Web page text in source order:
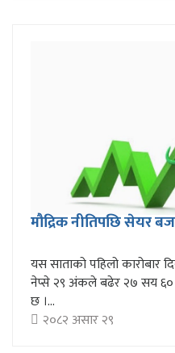
मौद्रिक नीतिपछि सेयर
यस साताको पहिलो
नेप्से २९ अंकले बढेर २७ सय
छ ।...
२०८२ असार २९